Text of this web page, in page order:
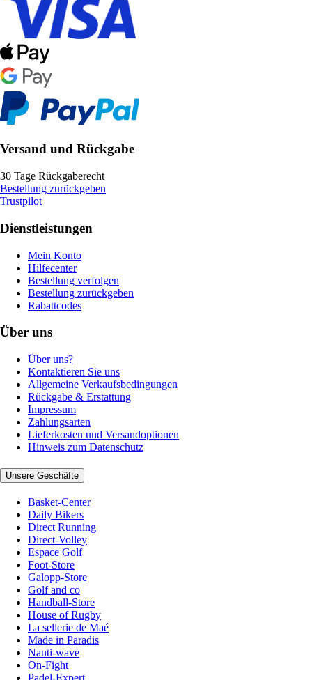
Versand und Rückgabe
30 Tage Rückgaberecht
Bestellung zurückgeben
Trustpilot
Dienstleistungen
Mein Konto
Hilfecenter
Bestellung verfolgen
Bestellung zurückgeben
Rabattcodes
Über uns
Über uns?
Kontaktieren Sie uns
Allgemeine Verkaufsbedingungen
Rückgabe & Erstattung
Impressum
Zahlungsarten
Lieferkosten und Versandoptionen
Hinweis zum Datenschutz
Unsere Geschäfte
Basket-Center
Daily Bikers
Direct Running
Direct-Volley
Espace Golf
Foot-Store
Galopp-Store
Golf and co
Handball-Store
House of Rugby
La sellerie de Maé
Made in Paradis
Nauti-wave
On-Fight
Padel-Expert